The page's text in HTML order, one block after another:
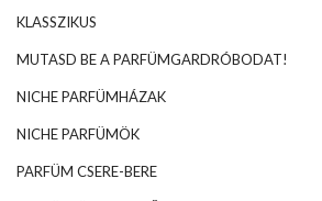
KLASSZIKUS
MUTASD BE A PARFÜMGARDRÓBODAT!
NICHE PARFÜMHÁZAK
NICHE PARFÜMÖK
PARFÜM CSERE-BERE